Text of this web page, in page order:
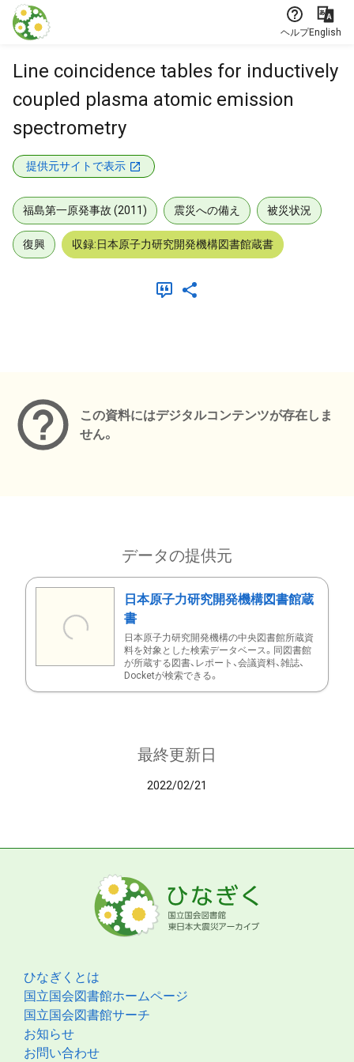
本文に飛ぶ
ヘルプEnglish
Line coincidence tables for inductively
coupled plasma atomic emission
spectrometry
提供元サイトで表示
福島第一原発事故 (2011) 震災への備え 被災状況
復興 収録:日本原子力研究開発機構図書館蔵書
この資料にはデジタルコンテンツが存在しま
せん。
データの提供元
日本原子力研究開発機構図書館蔵
書
日本原子力研究開発機構の中央図書館所蔵資
料を対象とした検索データベース。同図書館
が所蔵する図書、レポート、会議資料、雑誌、
Docketが検索できる。
最終更新日
2022/02/21
ひなぎくとは
国立国会図書館ホームページ
国立国会図書館サーチ
お知らせ
お問い合わせ